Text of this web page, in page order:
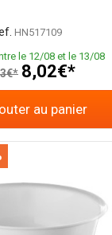
HN517109
le 12/08 et le 13/08
8,02€*
au panier